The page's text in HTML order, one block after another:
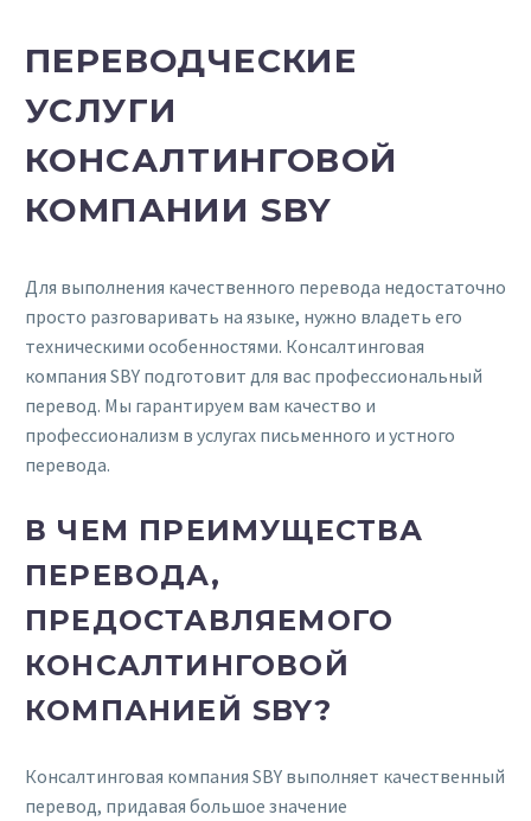
ПЕРЕВОДЧЕСКИЕ
УСЛУГИ
КОНСАЛТИНГОВОЙ
КОМПАНИИ SBY
Для выполнения качественного перевода недостаточно
просто разговаривать на языке, нужно владеть его
техническими особенностями. Консалтинговая
компания SBY подготовит для вас профессиональный
перевод. Мы гарантируем вам качество и
профессионализм в услугах письменного и устного
перевода.
В ЧЕМ ПРЕИМУЩЕСТВА
ПЕРЕВОДА,
ПРЕДОСТАВЛЯЕМОГО
КОНСАЛТИНГОВОЙ
КОМПАНИЕЙ SBY?
Консалтинговая компания SBY выполняет качественный
перевод, придавая большое значение